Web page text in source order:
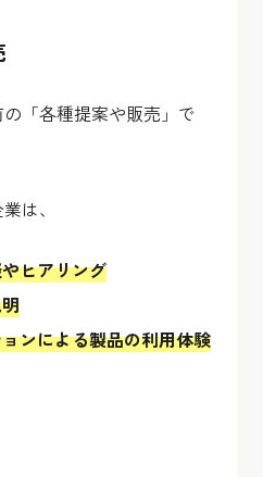
「各種提案や販売」で
は、
ヒアリング
ンによる製品の利用体験